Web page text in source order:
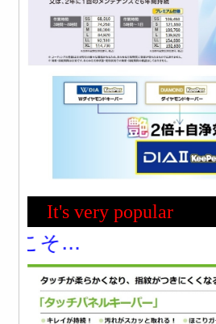
It's very popular